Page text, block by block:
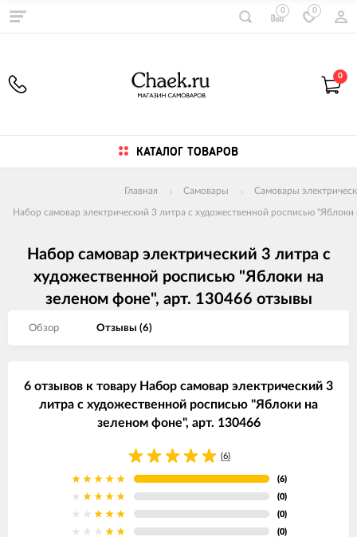
0 0
0
КАТАЛОГ ТОВАРОВ
Главная Самовары Самовары
Набор самовар электрический 3 литра с художественной росписью
Набор самовар электрический 3 литра с
художественной росписью "Яблоки на
зеленом фоне", арт. 130466 отзывы
Обзор Отзывы (6)
6 отзывов к товару Набор самовар электрический 3
литра с художественной росписью "Яблоки на
зеленом фоне", арт. 130466
(6)
(6)
(0)
(0)
(0)